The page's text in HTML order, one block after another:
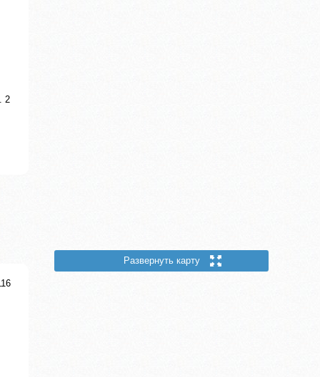
2
Развернуть карту